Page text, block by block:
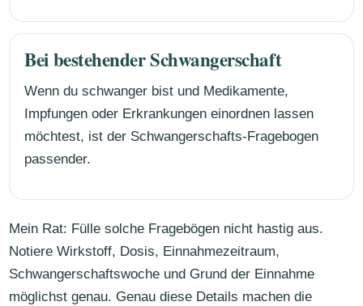
Bei bestehender Schwangerschaft
Wenn du schwanger bist und Medikamente,
Impfungen oder Erkrankungen einordnen lassen
möchtest, ist der Schwangerschafts-Fragebogen
passender.
Mein Rat: Fülle solche Fragebögen nicht hastig aus.
Notiere Wirkstoff, Dosis, Einnahmezeitraum,
Schwangerschaftswoche und Grund der Einnahme
möglichst genau. Genau diese Details machen die